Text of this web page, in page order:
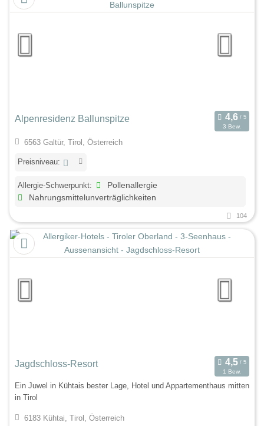
Alpenresidenz Ballunspitze
3 Bew.
6563 Galtür, Tirol, Österreich
Preisniveau:
Allergie-Schwerpunkt:
Pollenallergie
Nahrungsmittelunverträglichkeiten
104
Jagdschloss-Resort
1 Bew.
Ein Juwel in Kühtais bester Lage, Hotel und Appartementhaus mitten
in Tirol
6183 Kühtai, Tirol, Österreich